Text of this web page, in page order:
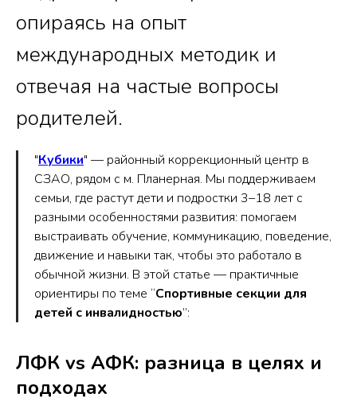
опираясь на опыт
международных методик и
отвечая на частые вопросы
родителей.
"Кубики" — районный коррекционный центр в
СЗАО, рядом с м. Планерная. Мы поддерживаем
семьи, где растут дети и подростки 3–18 лет с
разными особенностями развития: помогаем
выстраивать обучение, коммуникацию, поведение,
движение и навыки так, чтобы это работало в
обычной жизни. В этой статье — практичные
ориентиры по теме “Спортивные секции для
детей с инвалидностью”:
ЛФК vs АФК: разница в целях и
подходах